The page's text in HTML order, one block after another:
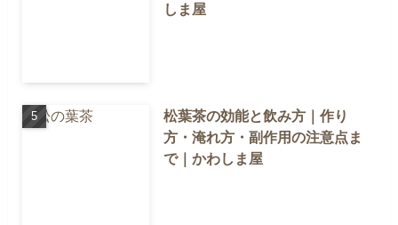
しま屋
松葉茶の効能と飲み方｜作り
方・淹れ方・副作用の注意点ま
で｜かわしま屋